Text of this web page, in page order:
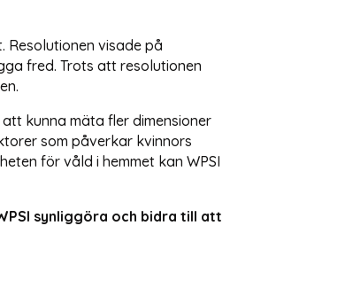
Resolutionen visade på
fred. Trots att resolutionen
kunna mäta fler dimensioner
som påverkar kvinnors
för våld i hemmet kan WPSI
synliggöra och bidra till att